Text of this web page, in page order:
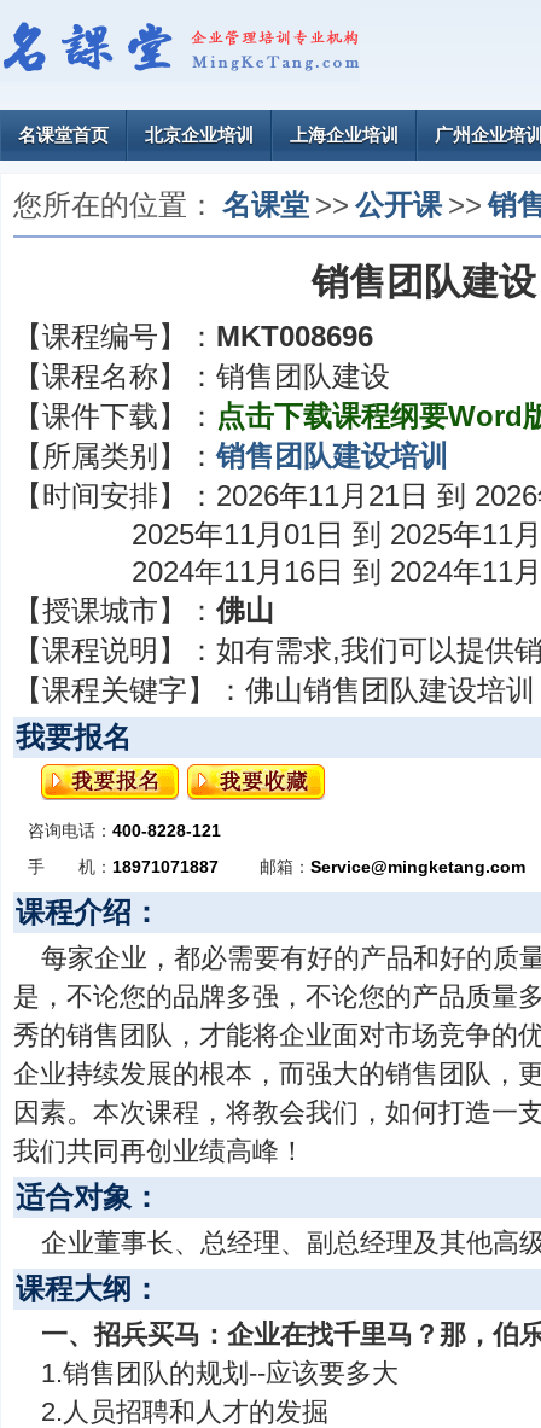
名课堂首页 北京企业培训 上海企业培训 广州企业培
您所在的位置： 名课堂 >> 公开课 >> 销
销售团队建设
【课程编号】： MKT008696
【课程名称】： 销售团队建设
【课件下载】： 点击下载课程纲要Word
【所属类别】：销售团队建设培训
【时间安排】： 2026年11月21日 到
2025年11月01日 到 2025年11
2024年11月16日 到 2024年11
【授课城市】：佛山
【课程说明】： 如有需求,我们可以提供
【课程关键字】： 佛山销售团队建设培训
我要报名
咨询电话： 400-8228-121
手 机： 18971071887 邮箱： Service@mingketang.com
课程介绍：
每家企业，都必需要有好的产品和好的质
是，不论您的品牌多强，不论您的产品质量
秀的销售团队，才能将企业面对市场竞争的
企业持续发展的根本，而强大的销售团队，
因素。本次课程，将教会我们，如何打造一
我们共同再创业绩高峰！
适合对象：
企业董事长、总经理、副总经理及其他高
课程大纲：
一、招兵买马：企业在找千里马？那，伯
1.销售团队的规划--应该要多大
2.人员招聘和人才的发掘